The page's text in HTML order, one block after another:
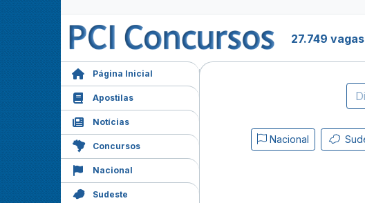
27.749
Página Inicial
Apostilas
Notícias
Concursos
Nacional
Sudeste
Nacional